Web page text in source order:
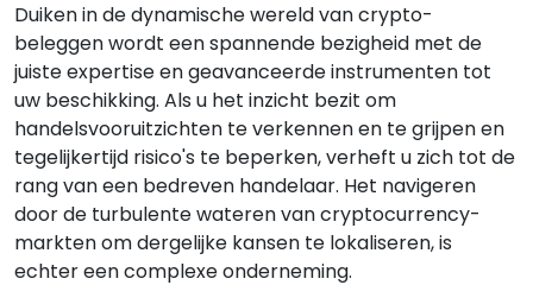
Duiken in de dynamische wereld van crypto-
beleggen wordt een spannende bezigheid met de
juiste expertise en geavanceerde instrumenten tot
uw beschikking. Als u het inzicht bezit om
handelsvooruitzichten te verkennen en te grijpen en
tegelijkertijd risico's te beperken, verheft u zich tot de
rang van een bedreven handelaar. Het navigeren
door de turbulente wateren van cryptocurrency-
markten om dergelijke kansen te lokaliseren, is
echter een complexe onderneming.